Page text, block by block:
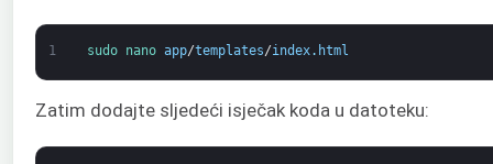
1 sudo nano app/templates/index. html
Zatim dodajte sljedeći isječak koda u datoteku: